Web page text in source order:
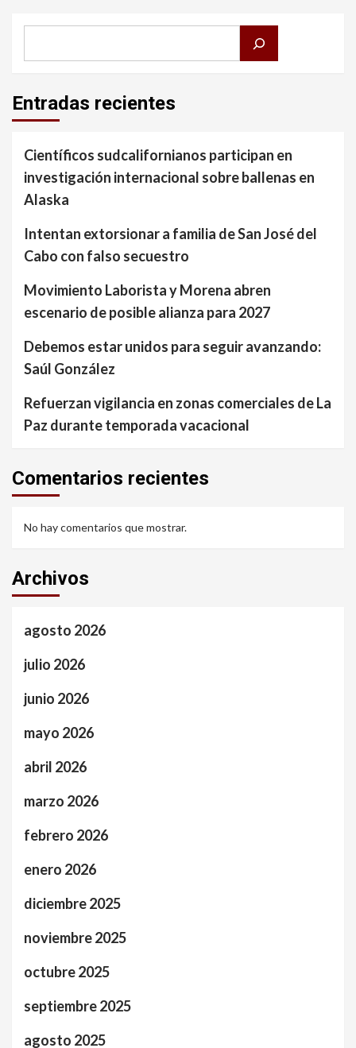
Entradas recientes
Científicos sudcalifornianos participan en
investigación internacional sobre ballenas en
Alaska
Intentan extorsionar a familia de San José del
Cabo con falso secuestro
Movimiento Laborista y Morena abren
escenario de posible alianza para 2027
Debemos estar unidos para seguir avanzando:
Saúl González
Refuerzan vigilancia en zonas comerciales de La
Paz durante temporada vacacional
Comentarios recientes
No hay comentarios que mostrar.
Archivos
agosto 2026
julio 2026
junio 2026
mayo 2026
abril 2026
marzo 2026
febrero 2026
enero 2026
diciembre 2025
noviembre 2025
octubre 2025
septiembre 2025
agosto 2025